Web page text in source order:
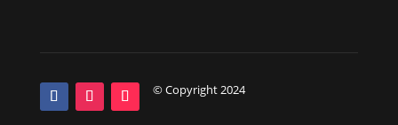
© Copyright 2024